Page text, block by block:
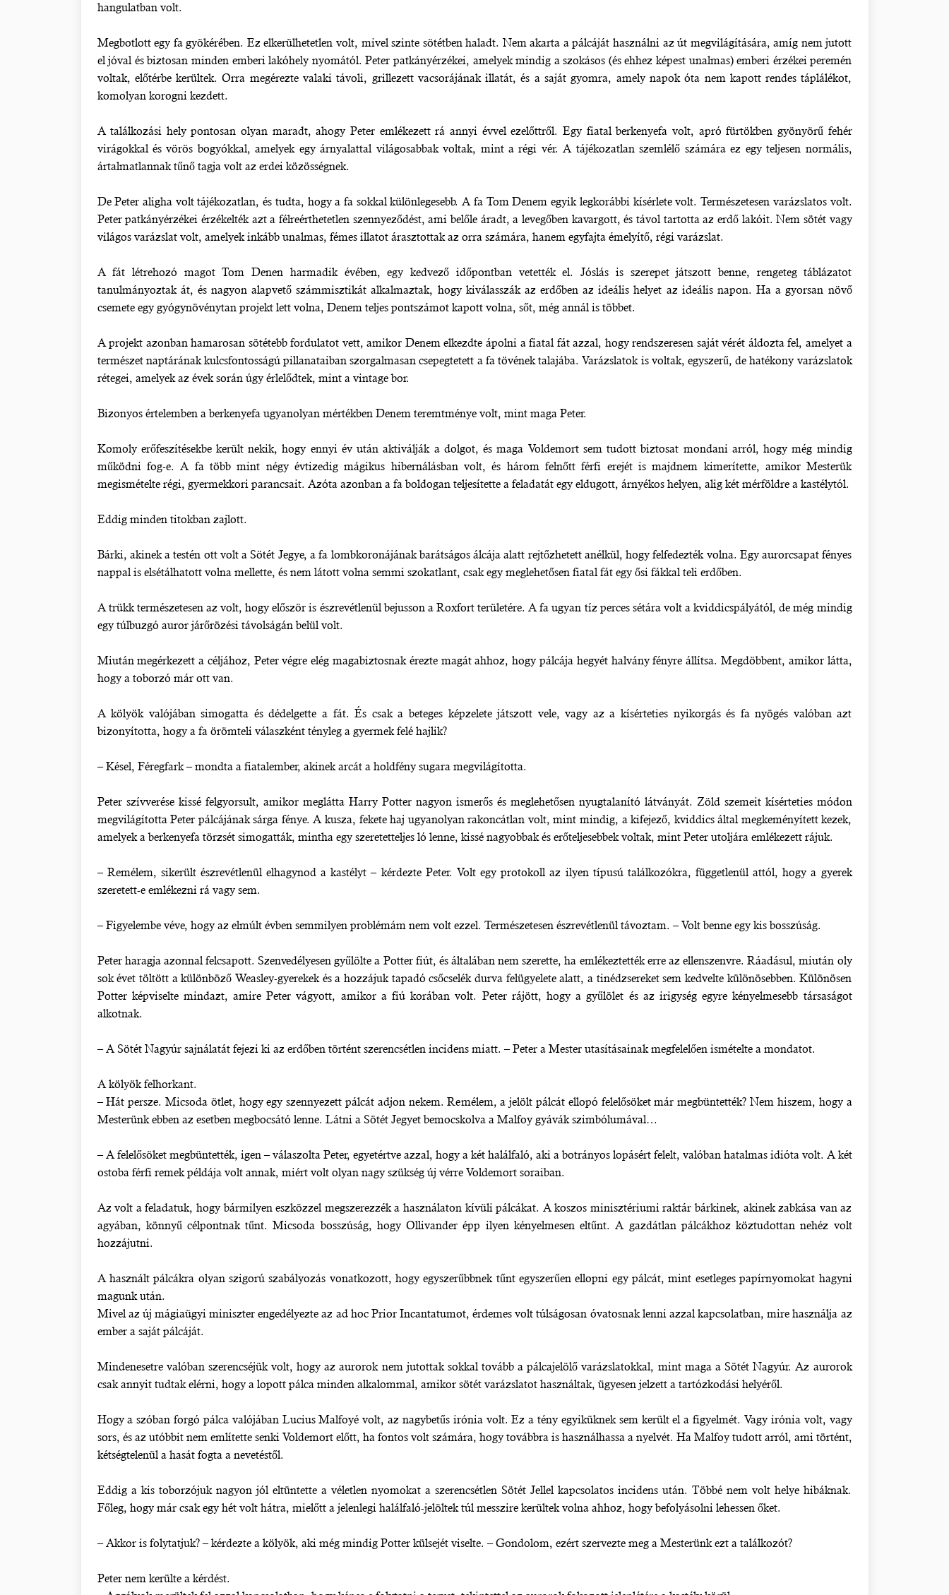
hangulatban volt.
Megbotlott egy fa gyökérében. Ez elkerülhetetlen volt, mivel szinte sötétben haladt. Nem akarta a pálcáját használni az út megvilágítására, amíg nem jutott
el jóval és biztosan minden emberi lakóhely nyomától. Peter patkányérzékei, amelyek mindig a szokásos (és ehhez képest unalmas) emberi érzékei peremén
voltak, előtérbe kerültek. Orra megérezte valaki távoli, grillezett vacsorájának illatát, és a saját gyomra, amely napok óta nem kapott rendes táplálékot,
komolyan korogni kezdett.
A találkozási hely pontosan olyan maradt, ahogy Peter emlékezett rá annyi évvel ezelőttről. Egy fiatal berkenyefa volt, apró fürtökben gyönyörű fehér
virágokkal és vörös bogyókkal, amelyek egy árnyalattal világosabbak voltak, mint a régi vér. A tájékozatlan szemlélő számára ez egy teljesen normális,
ártalmatlannak tűnő tagja volt az erdei közösségnek.
De Peter aligha volt tájékozatlan, és tudta, hogy a fa sokkal különlegesebb. A fa Tom Denem egyik legkorábbi kísérlete volt. Természetesen varázslatos volt.
Peter patkányérzékei érzékelték azt a félreérthetetlen szennyeződést, ami belőle áradt, a levegőben kavargott, és távol tartotta az erdő lakóit. Nem sötét vagy
világos varázslat volt, amelyek inkább unalmas, fémes illatot árasztottak az orra számára, hanem egyfajta émelyítő, régi varázslat.
A fát létrehozó magot Tom Denen harmadik évében, egy kedvező időpontban vetették el. Jóslás is szerepet játszott benne, rengeteg táblázatot
tanulmányoztak át, és nagyon alapvető számmisztikát alkalmaztak, hogy kiválasszák az erdőben az ideális helyet az ideális napon. Ha a gyorsan növő
csemete egy gyógynövénytan projekt lett volna, Denem teljes pontszámot kapott volna, sőt, még annál is többet.
A projekt azonban hamarosan sötétebb fordulatot vett, amikor Denem elkezdte ápolni a fiatal fát azzal, hogy rendszeresen saját vérét áldozta fel, amelyet a
természet naptárának kulcsfontosságú pillanataiban szorgalmasan csepegtetett a fa tövének talajába. Varázslatok is voltak, egyszerű, de hatékony varázslatok
rétegei, amelyek az évek során úgy érlelődtek, mint a vintage bor.
Bizonyos értelemben a berkenyefa ugyanolyan mértékben Denem teremtménye volt, mint maga Peter.
Komoly erőfeszítésekbe került nekik, hogy ennyi év után aktiválják a dolgot, és maga Voldemort sem tudott biztosat mondani arról, hogy még mindig
működni fog-e. A fa több mint négy évtizedig mágikus hibernálásban volt, és három felnőtt férfi erejét is majdnem kimerítette, amikor Mesterük
megismételte régi, gyermekkori parancsait. Azóta azonban a fa boldogan teljesítette a feladatát egy eldugott, árnyékos helyen, alig két mérföldre a kastélytól.
Eddig minden titokban zajlott.
Bárki, akinek a testén ott volt a Sötét Jegye, a fa lombkoronájának barátságos álcája alatt rejtőzhetett anélkül, hogy felfedezték volna. Egy aurorcsapat fényes
nappal is elsétálhatott volna mellette, és nem látott volna semmi szokatlant, csak egy meglehetősen fiatal fát egy ősi fákkal teli erdőben.
A trükk természetesen az volt, hogy először is észrevétlenül bejusson a Roxfort területére. A fa ugyan tíz perces sétára volt a kviddicspályától, de még mindig
egy túlbuzgó auror járőrözési távolságán belül volt.
Miután megérkezett a céljához, Peter végre elég magabiztosnak érezte magát ahhoz, hogy pálcája hegyét halvány fényre állítsa. Megdöbbent, amikor látta,
hogy a toborzó már ott van.
A kölyök valójában simogatta és dédelgette a fát. És csak a beteges képzelete játszott vele, vagy az a kísérteties nyikorgás és fa nyögés valóban azt
bizonyította, hogy a fa örömteli válaszként tényleg a gyermek felé hajlik?
– Késel, Féregfark – mondta a fiatalember, akinek arcát a holdfény sugara megvilágította.
Peter szívverése kissé felgyorsult, amikor meglátta Harry Potter nagyon ismerős és meglehetősen nyugtalanító látványát. Zöld szemeit kísérteties módon
megvilágította Peter pálcájának sárga fénye. A kusza, fekete haj ugyanolyan rakoncátlan volt, mint mindig, a kifejező, kviddics által megkeményített kezek,
amelyek a berkenyefa törzsét simogatták, mintha egy szeretetteljes ló lenne, kissé nagyobbak és erőteljesebbek voltak, mint Peter utoljára emlékezett rájuk.
– Remélem, sikerült észrevétlenül elhagynod a kastélyt – kérdezte Peter. Volt egy protokoll az ilyen típusú találkozókra, függetlenül attól, hogy a gyerek
szeretett-e emlékezni rá vagy sem.
– Figyelembe véve, hogy az elmúlt évben semmilyen problémám nem volt ezzel. Természetesen észrevétlenül távoztam. – Volt benne egy kis bosszúság.
Peter haragja azonnal felcsapott. Szenvedélyesen gyűlölte a Potter fiút, és általában nem szerette, ha emlékeztették erre az ellenszenvre. Ráadásul, miután oly
sok évet töltött a különböző Weasley-gyerekek és a hozzájuk tapadó csőcselék durva felügyelete alatt, a tinédzsereket sem kedvelte különösebben. Különösen
Potter képviselte mindazt, amire Peter vágyott, amikor a fiú korában volt. Peter rájött, hogy a gyűlölet és az irigység egyre kényelmesebb társaságot
alkotnak.
– A Sötét Nagyúr sajnálatát fejezi ki az erdőben történt szerencsétlen incidens miatt. – Peter a Mester utasításainak megfelelően ismételte a mondatot.
A kölyök felhorkant.
– Hát persze. Micsoda ötlet, hogy egy szennyezett pálcát adjon nekem. Remélem, a jelölt pálcát ellopó felelősöket már megbüntették? Nem hiszem, hogy a
Mesterünk ebben az esetben megbocsátó lenne. Látni a Sötét Jegyet bemocskolva a Malfoy gyávák szimbólumával…
– A felelősöket megbüntették, igen – válaszolta Peter, egyetértve azzal, hogy a két halálfaló, aki a botrányos lopásért felelt, valóban hatalmas idióta volt. A két
ostoba férfi remek példája volt annak, miért volt olyan nagy szükség új vérre Voldemort soraiban.
Az volt a feladatuk, hogy bármilyen eszközzel megszerezzék a használaton kívüli pálcákat. A koszos minisztériumi raktár bárkinek, akinek zabkása van az
agyában, könnyű célpontnak tűnt. Micsoda bosszúság, hogy Ollivander épp ilyen kényelmesen eltűnt. A gazdátlan pálcákhoz köztudottan nehéz volt
hozzájutni.
A használt pálcákra olyan szigorú szabályozás vonatkozott, hogy egyszerűbbnek tűnt egyszerűen ellopni egy pálcát, mint esetleges papírnyomokat hagyni
magunk után.
Mivel az új mágiaügyi miniszter engedélyezte az ad hoc Prior Incantatumot, érdemes volt túlságosan óvatosnak lenni azzal kapcsolatban, mire használja az
ember a saját pálcáját.
Mindenesetre valóban szerencséjük volt, hogy az aurorok nem jutottak sokkal tovább a pálcajelölő varázslatokkal, mint maga a Sötét Nagyúr. Az aurorok
csak annyit tudtak elérni, hogy a lopott pálca minden alkalommal, amikor sötét varázslatot használtak, ügyesen jelzett a tartózkodási helyéről.
Hogy a szóban forgó pálca valójában Lucius Malfoyé volt, az nagybetűs irónia volt. Ez a tény egyiküknek sem került el a figyelmét. Vagy irónia volt, vagy
sors, és az utóbbit nem említette senki Voldemort előtt, ha fontos volt számára, hogy továbbra is használhassa a nyelvét. Ha Malfoy tudott arról, ami történt,
kétségtelenül a hasát fogta a nevetéstől.
Eddig a kis toborzójuk nagyon jól eltüntette a véletlen nyomokat a szerencsétlen Sötét Jellel kapcsolatos incidens után. Többé nem volt helye hibáknak.
Főleg, hogy már csak egy hét volt hátra, mielőtt a jelenlegi halálfaló-jelöltek túl messzire kerültek volna ahhoz, hogy befolyásolni lehessen őket.
– Akkor is folytatjuk? – kérdezte a kölyök, aki még mindig Potter külsejét viselte. – Gondolom, ezért szervezte meg a Mesterünk ezt a találkozót?
Peter nem kerülte a kérdést.